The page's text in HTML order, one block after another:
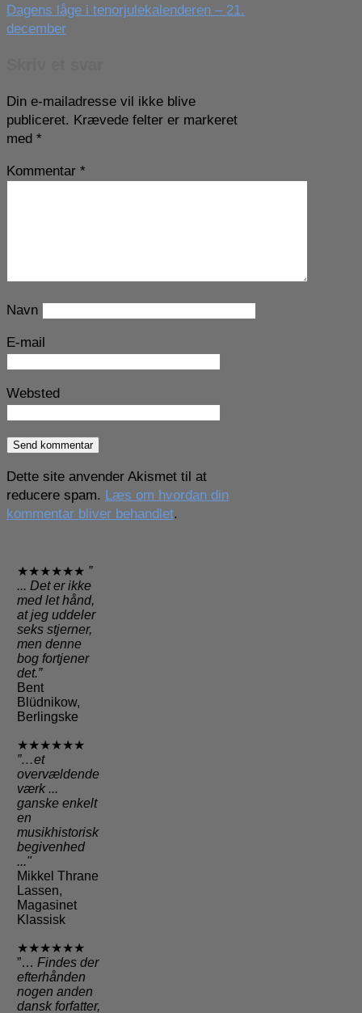
Dagens låge i tenorjulekalenderen – 21.
december
Din e-mailadresse vil ikke blive
publiceret. Krævede felter er markeret
med *
Kommentar *
Navn
E-mail
Websted
Dette site anvender Akismet til at
reducere spam. Læs om hvordan din
kommentar bliver behandlet.
★★★★★★ ”
... Det er ikke
med let hånd,
at jeg uddeler
seks stjerner,
men denne
bog fortjener
det.”
Bent
Blüdnikow,
Berlingske
★★★★★★
”…et
overvældende
værk ...
ganske enkelt
en
musikhistorisk
begivenhed
..."
Mikkel Thrane
Lassen,
Magasinet
Klassisk
★★★★★★
”… Findes der
efterhånden
nogen anden
dansk forfatter,